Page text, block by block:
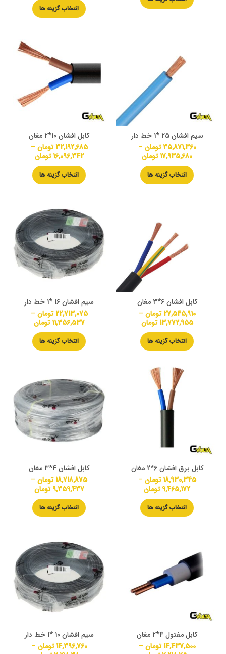
انتخاب گزینه ها
سیم افشان 25 *1 خط دار
35,871,360 تومان –
17,935,680 تومان
انتخاب گزینه ها
کابل افشان 10*2 مغان
32,192,685 تومان –
16,096,342 تومان
انتخاب گزینه ها
کابل افشان 6*3 مغان
27,545,910 تومان –
13,772,955 تومان
انتخاب گزینه ها
سیم افشان 16 *1 خط دار
22,713,075 تومان –
11,356,537 تومان
انتخاب گزینه ها
کابل برق افشان 6*2 مغان
18,930,345 تومان –
9,465,172 تومان
انتخاب گزینه ها
کابل افشان 4*3 مغان
18,718,875 تومان –
9,359,437 تومان
انتخاب گزینه ها
کابل مفتول 4*2 مغان
14,437,500 تومان –
سیم افشان 10 *1 خط دار
14,396,760 تومان –